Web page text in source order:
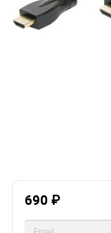
690 ₽